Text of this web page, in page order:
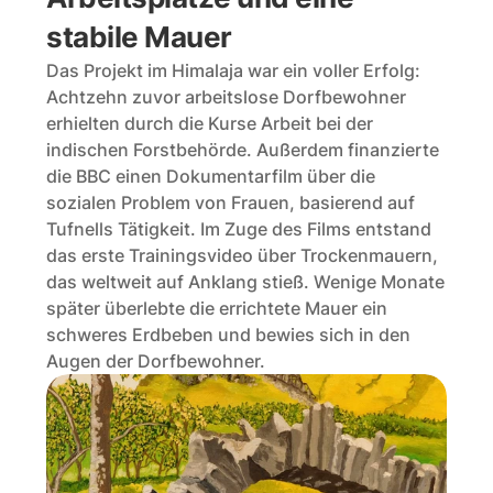
stabile Mauer
Das Projekt im Himalaja war ein voller Erfolg:
Achtzehn zuvor arbeitslose Dorfbewohner
erhielten durch die Kurse Arbeit bei der
indischen Forstbehörde. Außerdem finanzierte
die BBC einen Dokumentarfilm über die
sozialen Problem von Frauen, basierend auf
Tufnells Tätigkeit. Im Zuge des Films entstand
das erste Trainingsvideo über Trockenmauern,
das weltweit auf Anklang stieß. Wenige Monate
später überlebte die errichtete Mauer ein
schweres Erdbeben und bewies sich in den
Augen der Dorfbewohner.